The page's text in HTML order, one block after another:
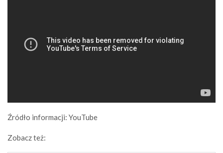
Źródło informacji: YouTube
Zobacz też: